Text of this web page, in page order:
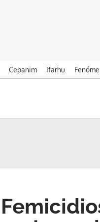
Cepanim Ifarhu